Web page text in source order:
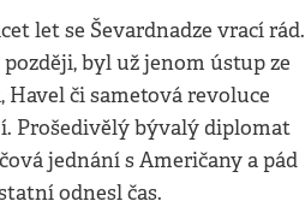
let se Ševardnadze vrací rád.
byl už jenom ústup ze
Havel či sametová revoluce
Prošedivělý bývalý diplomat
jednání s Američany a pád
odnesl čas.